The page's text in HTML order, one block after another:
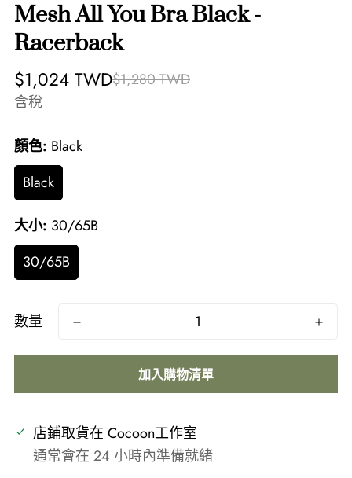
Mesh All You Bra Black -
Racerback
銷
售
價
$1,024 TWD
正
常
價
$1,280 TWD
含稅
顏色: Black
Black
大小: 30/65B
30/65B
數量
加入購物清單
店鋪取貨在 Cocoon工作室
通常會在 24 小時內準備就緒